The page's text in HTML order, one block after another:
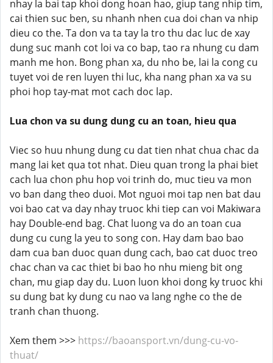
nhay la bai tap khoi dong hoan hao, giup tang nhip tim,
cai thien suc ben, su nhanh nhen cua doi chan va nhip
dieu co the. Ta don va ta tay la tro thu dac luc de xay
dung suc manh cot loi va co bap, tao ra nhung cu dam
manh me hon. Bong phan xa, du nho be, lai la cong cu
tuyet voi de ren luyen thi luc, kha nang phan xa va su
phoi hop tay-mat mot cach doc lap.
Lua chon va su dung dung cu an toan, hieu qua
Viec so huu nhung dung cu dat tien nhat chua chac da
mang lai ket qua tot nhat. Dieu quan trong la phai biet
cach lua chon phu hop voi trinh do, muc tieu va mon
vo ban dang theo duoi. Mot nguoi moi tap nen bat dau
voi bao cat va day nhay truoc khi tiep can voi Makiwara
hay Double-end bag. Chat luong va do an toan cua
dung cu cung la yeu to song con. Hay dam bao bao
dam cua ban duoc quan dung cach, bao cat duoc treo
chac chan va cac thiet bi bao ho nhu mieng bit ong
chan, mu giap day du. Luon luon khoi dong ky truoc khi
su dung bat ky dung cu nao va lang nghe co the de
tranh chan thuong.
Xem them >>> https://baoansport.vn/dung-cu-vo-
thuat/